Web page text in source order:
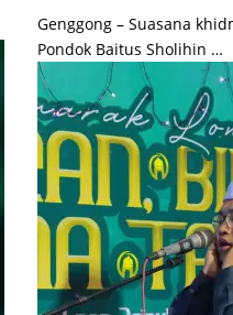
Genggong – Suasana
Pondok Baitus Sholihin …